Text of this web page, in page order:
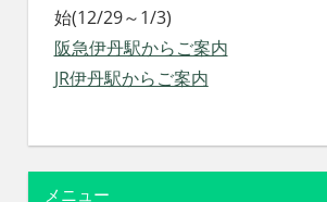
始(12/29～1/3)
阪急伊丹駅からご案内
JR伊丹駅からご案内
メニュー